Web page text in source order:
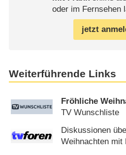
oder im Fernsehen
jetzt
Weiterführende Links
Fröhliche
TV Wunschliste
Diskussionen
Weihnachten mit